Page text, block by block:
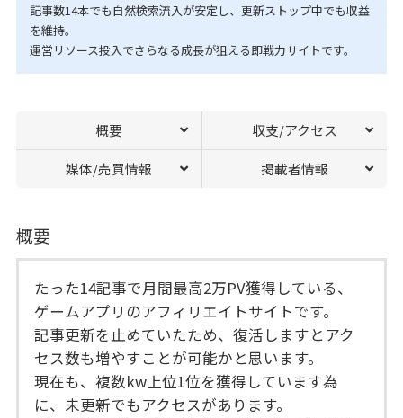
記事数14本でも自然検索流入が安定し、更新ストップ中でも収益
を維持。
運営リソース投入でさらなる成長が狙える即戦力サイトです。
概要 収支/アクセス
媒体/売買情報 掲載者情報
概要
たった14記事で月間最高2万PV獲得している、
ゲームアプリのアフィリエイトサイトです。
記事更新を止めていたため、復活しますとアク
セス数も増やすことが可能かと思います。
現在も、複数kw上位1位を獲得しています為
に、未更新でもアクセスがあります。